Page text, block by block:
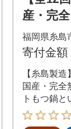
産・完
鍋セッ
しょう
福岡県糸島
寄付金額
【糸島製
国産・完全
トもつ鍋
番気になる
産の生の牛